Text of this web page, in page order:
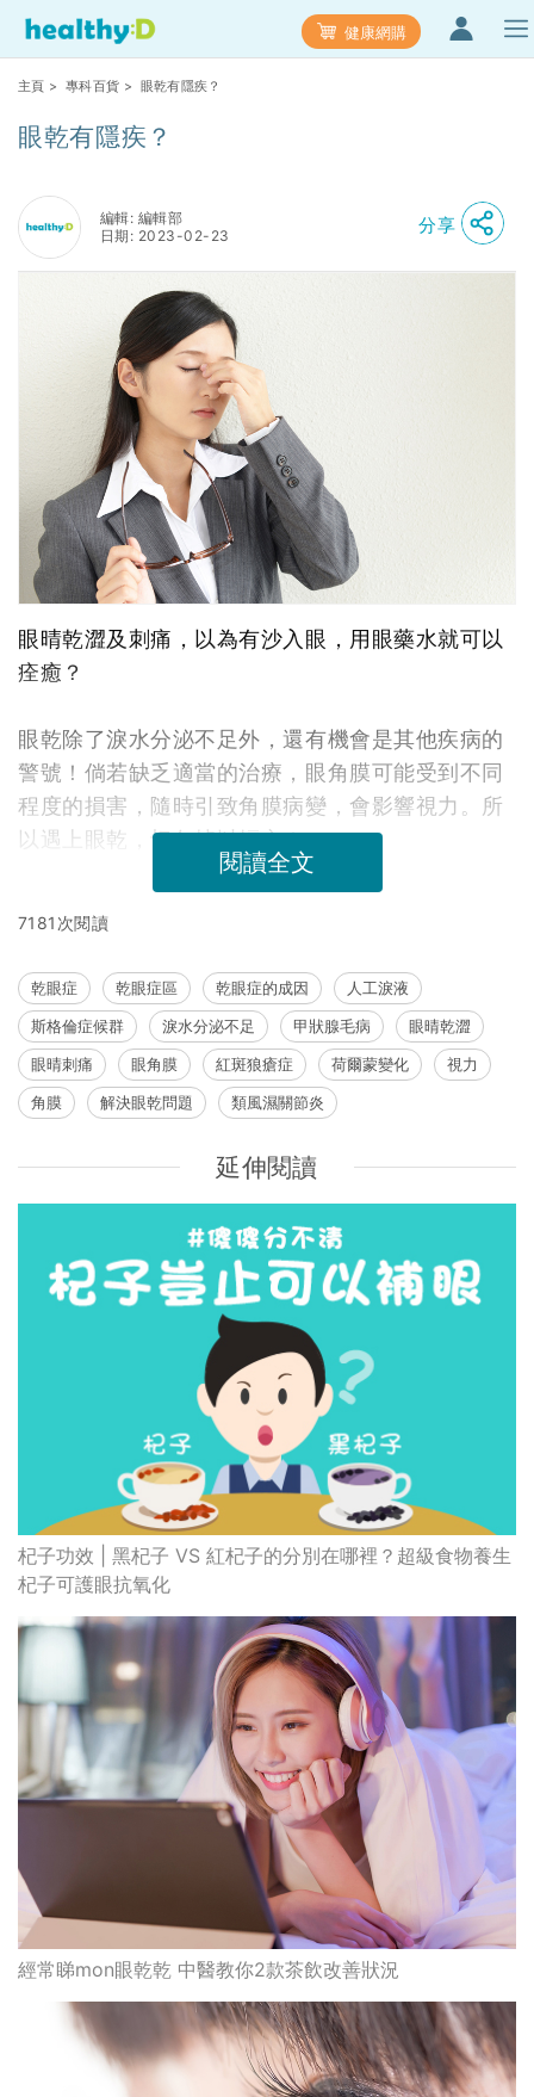
健康網購
主頁 > 專科百貨 > 眼乾有隱疾？
眼乾有隱疾？
編輯: 編輯部
日期: 2023-02-23
分享
眼晴乾澀及刺痛，以為有沙入眼，用眼藥水就可以
痊癒？
眼乾除了淚水分泌不足外，還有機會是其他疾病的
警號！倘若缺乏適當的治療，眼角膜可能受到不同
程度的損害，隨時引致角膜病變，會影響視力。所
以遇上眼乾，切勿掉以輕心！
閱讀全文
7181次閱讀
乾眼症 乾眼症區 乾眼症的成因
人工淚液
斯格倫症候群
淚水分泌不足 甲狀腺毛病
眼晴乾澀
眼晴刺痛
眼角膜 紅斑狼瘡症 荷爾蒙變化
視力
角膜
解決眼乾問題 類風濕關節炎
延伸閱讀
杞子功效 | 黑杞子 VS 紅杞子的分別在哪裡？超級食物養生
杞子可護眼抗氧化
經常睇mon眼乾乾 中醫教你2款茶飲改善狀況